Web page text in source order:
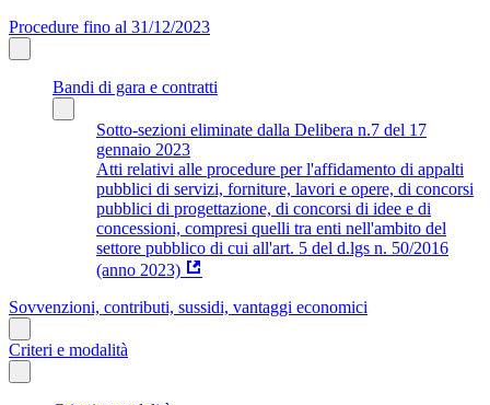
Procedure fino al 31/12/2023
Bandi di gara e contratti
Sotto-sezioni eliminate dalla Delibera n.7 del 17
gennaio 2023
Atti relativi alle procedure per l'affidamento di appalti
pubblici di servizi, forniture, lavori e opere, di concorsi
pubblici di progettazione, di concorsi di idee e di
concessioni, compresi quelli tra enti nell'ambito del
settore pubblico di cui all'art. 5 del d.lgs n. 50/2016
(anno 2023)
Sovvenzioni, contributi, sussidi, vantaggi economici
Criteri e modalità